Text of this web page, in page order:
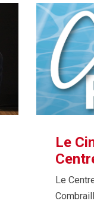
Le
Le